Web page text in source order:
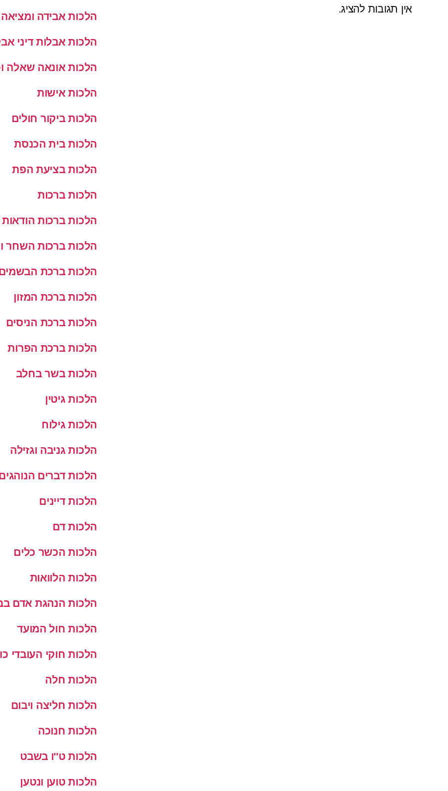
אין תגובות להציג.
הלכות אבידה ומציאה
הלכות אבלות דיני
הלכות אונאה שאלה
הלכות אישות
הלכות ביקור חולים
הלכות בית הכנסת
הלכות בציעת הפת
הלכות ברכות
הלכות ברכות הודאות
הלכות ברכות השחר
הלכות ברכת
הלכות ברכת המזון
הלכות ברכת הניסים
הלכות ברכת הפרות
הלכות בשר בחלב
הלכות גיטין
הלכות גילוח
הלכות גניבה וגזילה
הלכות דברים
הלכות דיינים
הלכות דם
הלכות הכשר כלים
הלכות הלוואות
הלכות הנהגת אדם
הלכות חול המועד
הלכות חוקי העובדי
הלכות חלה
הלכות חליצה ויבום
הלכות חנוכה
הלכות ט''ו בשבט
הלכות טוען ונטען